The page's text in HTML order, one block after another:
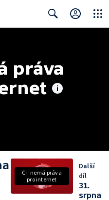
práva
ČT nemá práva
pro internet
Další
díl
31.
srpna